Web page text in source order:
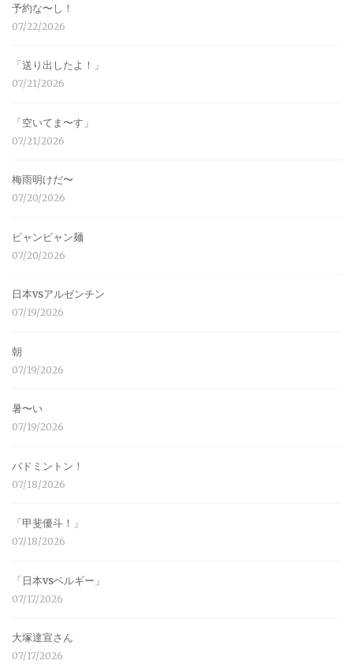
予約な〜し！
07/22/2026
「送り出したよ！」
07/21/2026
「空いてま〜す」
07/21/2026
梅雨明けだ〜
07/20/2026
ビャンビャン麺
07/20/2026
日本vsアルゼンチン
07/19/2026
朝
07/19/2026
暑〜い
07/19/2026
バドミントン！
07/18/2026
「甲斐優斗！」
07/18/2026
「日本vsベルギー」
07/17/2026
大塚達宣さん
07/17/2026